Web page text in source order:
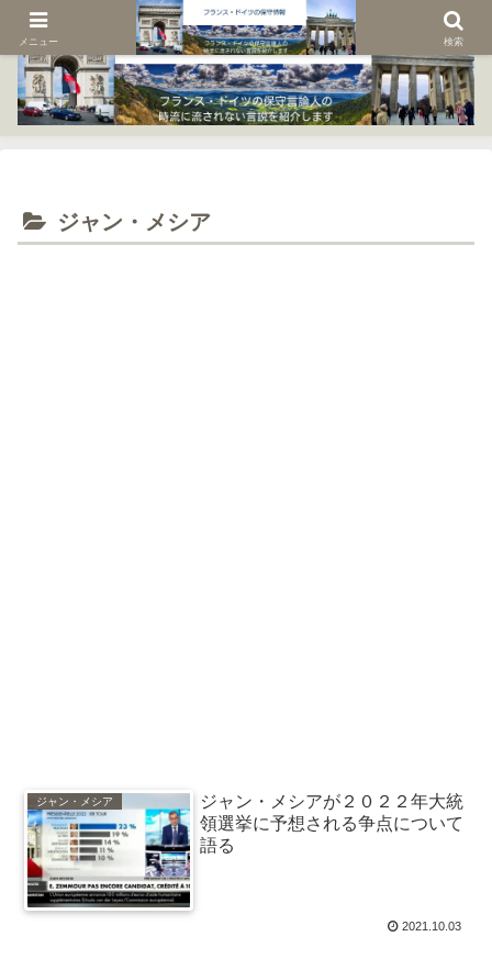
ジャン・メシア
ジャン・メシア
ジャン・メシアが２０２２年大統
領選挙に予想される争点について
語る
2021.10.03
メニュー 検索